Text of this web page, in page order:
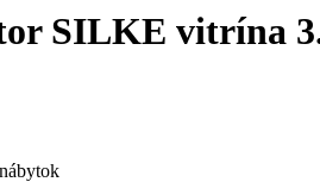
SILKE vitrína